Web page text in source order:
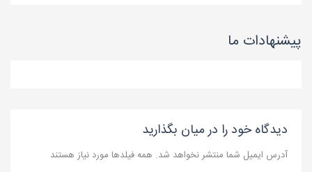
پیشنهادات ما
دیدگاه خود را در میان بگذارید
آدرس ایمیل شما منتشر نخواهد شد. همه فیلدها مورد نیاز هستند